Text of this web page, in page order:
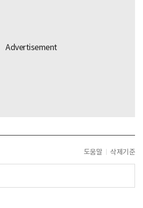
도움말 삭제기준